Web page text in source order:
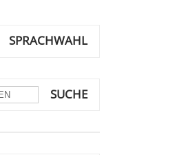
SPRACHWAHL
SUCHE